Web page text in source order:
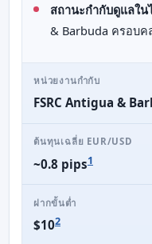
สถานะกำกับดูแลใน
& Barbuda ครอบค
หน่วยงานกำกับ
FSRC Antigua &
ต้นทุนเฉลี่ย EUR/USD
~0.8 pips1
ฝากขั้นต่ำ
$102